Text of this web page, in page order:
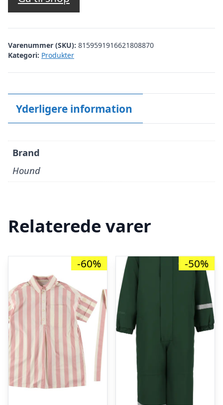
var:
kr. 499,95.kr. 274,97.
Varenummer (SKU): 8159591916621808870
Kategori: Produkter
Yderligere information
Brand
Hound
Relaterede varer
-60% -50%